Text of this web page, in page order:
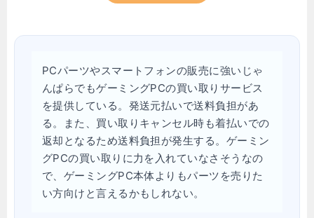
PCパーツやスマートフォンの販売に強いじゃ
んぱらでもゲーミングPCの買い取りサービス
を提供している。発送元払いで送料負担があ
る。また、買い取りキャンセル時も着払いでの
返却となるため送料負担が発生する。ゲーミン
グPCの買い取りに力を入れていなさそうなの
で、ゲーミングPC本体よりもパーツを売りた
い方向けと言えるかもしれない。